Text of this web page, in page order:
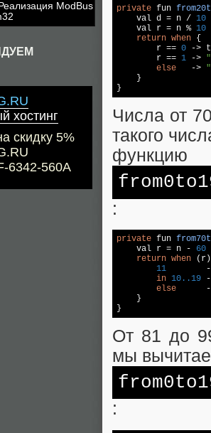
Реализация ModBus
хостинг
скидку 5%
6342-560A
private fun
    val d = n /
10
    val r = n %
10
return when {
        r ==
0 ->
        r ==
1 ->
else
   ->
    }
}
Числа от
такого
функцию
:
private fun
    val r = n -
60
return when
11
in 10. .19
else
    }
}
От 81 до
мы
: